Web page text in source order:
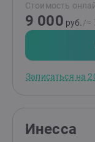
только
или
затяжных
проверенные
максимально
подходящий
Стоимость
9 000 руб. /≈
Записаться на
Инесса